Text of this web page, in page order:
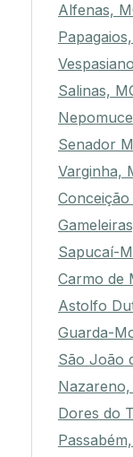
Alfenas,
Salinas,
Senador
Varginha,
Sapucaí-
Carmo de
Astolfo
Guarda-
São João
Nazareno,
Dores do